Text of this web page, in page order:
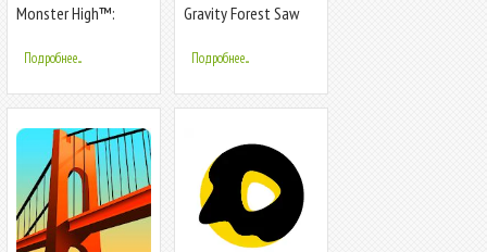
Monster High™:
Подробнее...
Gravity Forest Saw
Подробнее...